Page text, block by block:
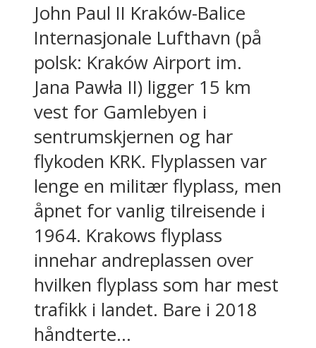
John Paul II Kraków-Balice
Internasjonale Lufthavn (på
polsk: Kraków Airport im.
Jana Pawła II) ligger 15 km
vest for Gamlebyen i
sentrumskjernen og har
flykoden KRK. Flyplassen var
lenge en militær flyplass, men
åpnet for vanlig tilreisende i
1964. Krakows flyplass
innehar andreplassen over
hvilken flyplass som har mest
trafikk i landet. Bare i 2018
håndterte...